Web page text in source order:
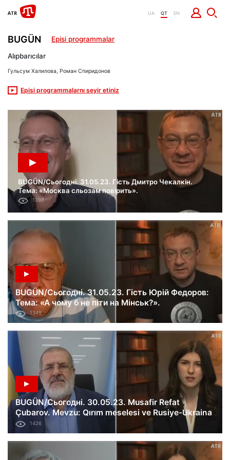
UA QT EN
BUGÜN Episi programmalar
BUGÜN/Сьогодні. 31.05.23. Гість Дмитро Чекалкін.
Тема: «Москва сльозам повірить».
1398
BUGÜN/Сьогодні. 31.05.23. Гість Юрій Федоров:
Тема: «А чому б не піти на Мінськ?».
1349
BUGÜN/Сьогодні. 30.05.23. Musafir Refat
Çubarov. Mevzu: Qırım meselesi ve Rusiye-Ukraina
savaşı. 461-ci künü.
1426
Alıpbarıcılar
Гульсум Халилова, Роман Спиридонов
Episi programmalarnı seyir etiniz